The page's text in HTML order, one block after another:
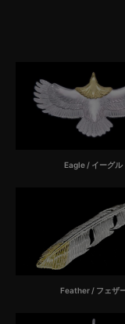
Eagle / イーグル
Feather / フェザ